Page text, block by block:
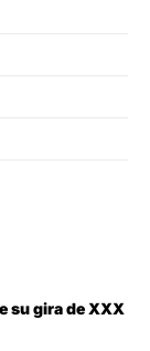
su gira de XXX